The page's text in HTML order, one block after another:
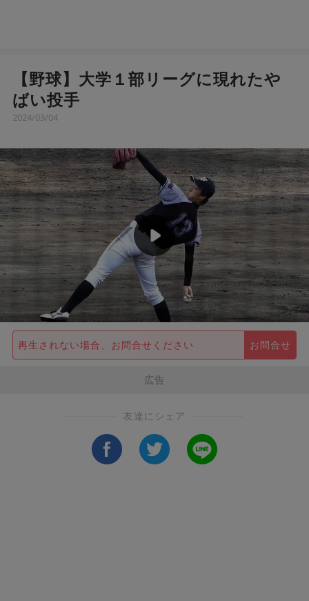
【野球】大学１部リーグに現れたや
ばい投手
2024/03/04
再生されない場合、お問合せください お問合せ
広告
友達にシェア